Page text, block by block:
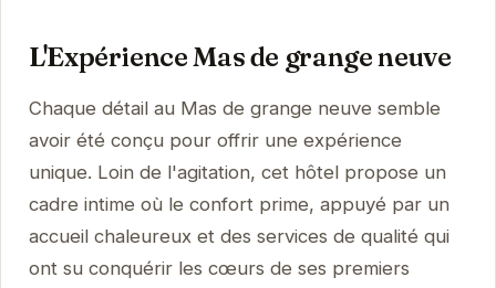
L'Expérience Mas de grange neuve
Chaque détail au Mas de grange neuve semble
avoir été conçu pour offrir une expérience
unique. Loin de l'agitation, cet hôtel propose un
cadre intime où le confort prime, appuyé par un
accueil chaleureux et des services de qualité qui
ont su conquérir les cœurs de ses premiers